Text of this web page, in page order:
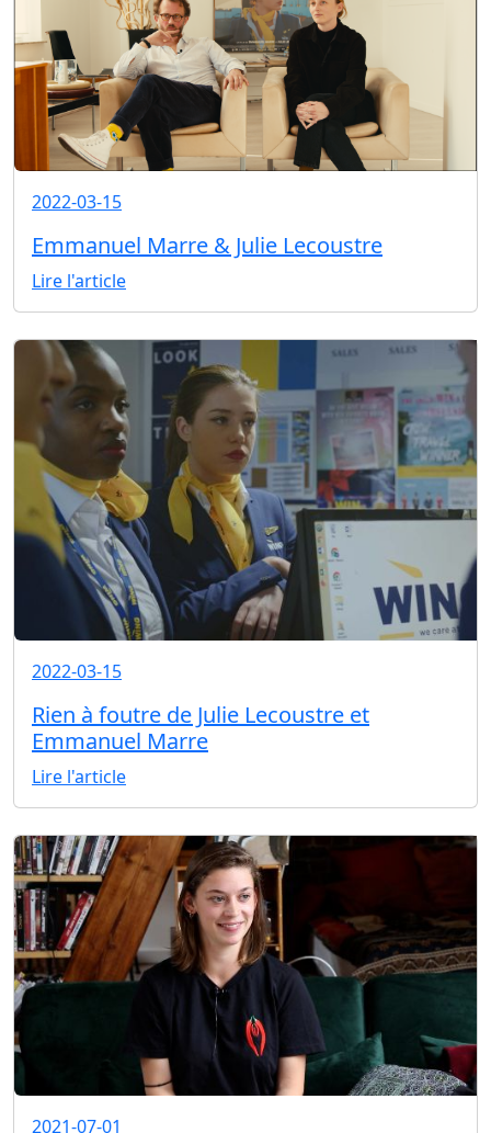
2022-03-15
Emmanuel Marre & Julie Lecoustre
Lire l'article
2022-03-15
Rien à foutre de Julie Lecoustre et
Emmanuel Marre
Lire l'article
2021-07-01